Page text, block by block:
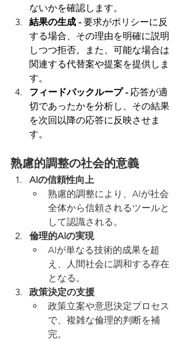
ないかを確認します。
結果の生成 - 要求がポリシーに反
する場合、その理由を明確に説明
しつつ拒否。また、可能な場合は
関連する代替案や提案を提供しま
す。
フィードバックループ - 応答が適
切であったかを分析し、その結果
を次回以降の応答に反映させま
す。
熟慮的調整の社会的意義
AIの信頼性向上
熟慮的調整により、AIが社会
全体から信頼されるツールと
して認識される。
倫理的AIの実現
AIが単なる技術的成果を超
え、人間社会に調和する存在
となる。
政策決定の支援
政策立案や意思決定プロセス
で、複雑な倫理的判断を補
完。